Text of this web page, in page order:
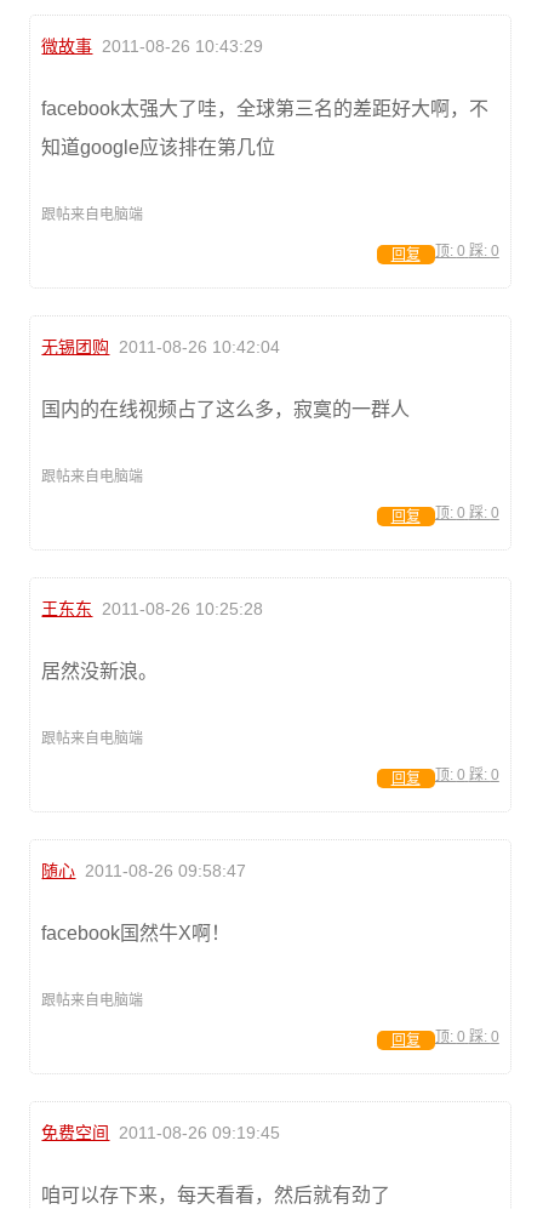
微故事 2011-08-26 10:43:29
facebook太强大了哇，全球第三名的差距好大啊，不
知道google应该排在第几位
跟帖来自电脑端
顶: 0 踩: 0
回复
无锡团购 2011-08-26 10:42:04
国内的在线视频占了这么多，寂寞的一群人
跟帖来自电脑端
顶: 0 踩: 0
回复
王东东 2011-08-26 10:25:28
居然没新浪。
跟帖来自电脑端
顶: 0 踩: 0
回复
随心 2011-08-26 09:58:47
facebook国然牛X啊！
跟帖来自电脑端
顶: 0 踩: 0
回复
免费空间 2011-08-26 09:19:45
咱可以存下来，每天看看，然后就有劲了